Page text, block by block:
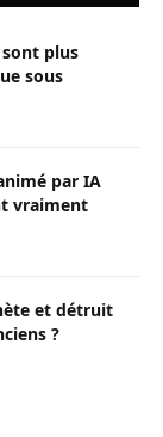
sont plus
sous
par IA
vraiment
et détruit
?